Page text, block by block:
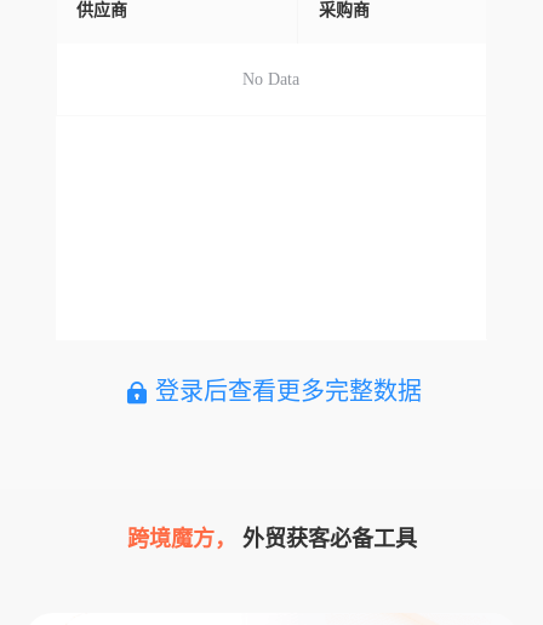
供应商 采购商
No Data
登录后查看更多完整数据
跨境魔方， 外贸获客必备工具